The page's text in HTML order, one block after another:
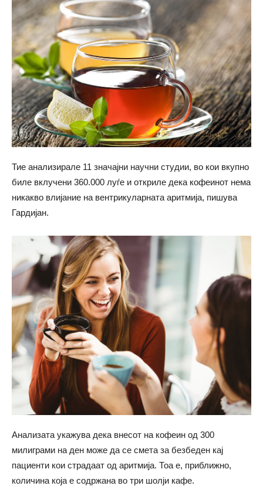
Тие анализирале 11 значајни научни студии, во кои вкупно
биле вклучени 360.000 луѓе и откриле дека кофеинот нема
никакво влијание на вентрикуларната аритмија, пишува
Гардијан.
Анализата укажува дека внесот на кофеин од 300
милиграми на ден може да се смета за безбеден кај
пациенти кои страдаат од аритмија. Тоа е, приближно,
количина која е содржана во три шолји кафе.